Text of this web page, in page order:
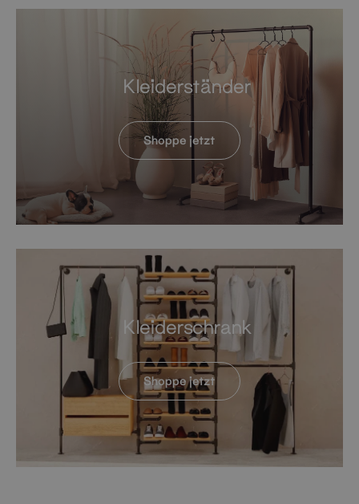
Kleiderständer
Shoppe jetzt
Kleiderschrank
Shoppe jetzt